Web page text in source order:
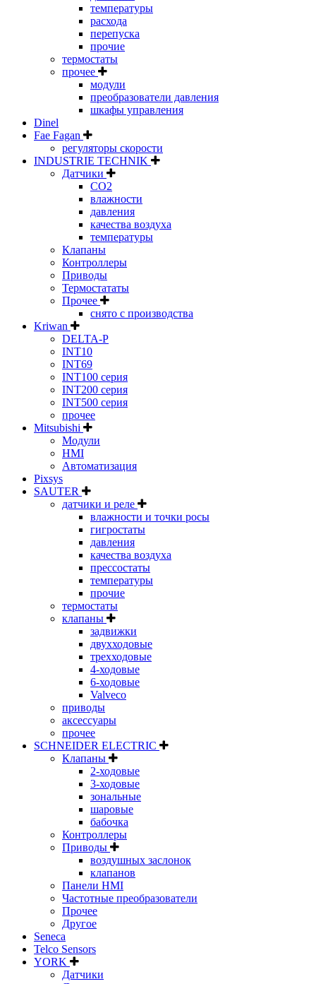
температуры
расхода
перепуска
прочие
термостаты
прочее
модули
преобразователи давления
шкафы управления
Dinel
Fae Fagan
регуляторы скорости
INDUSTRIE TECHNIK
Датчики
CO2
влажности
давления
качества воздуха
температуры
Клапаны
Контроллеры
Приводы
Термостататы
Прочее
снято с производства
Kriwan
DELTA-P
INT10
INT69
INT100 серия
INT200 серия
INT500 серия
прочее
Mitsubishi
Модули
HMI
Автоматизация
Pixsys
SAUTER
датчики и реле
влажности и точки росы
гигростаты
давления
качества воздуха
прессостаты
температуры
прочие
термостаты
клапаны
задвижки
двухходовые
трехходовые
4-ходовые
6-ходовые
Valveco
приводы
аксессуары
прочее
SCHNEIDER ELECTRIC
Клапаны
2-ходовые
3-ходовые
зональные
шаровые
бабочка
Контроллеры
Приводы
воздушных заслонок
клапанов
Панели HMI
Частотные преобразователи
Прочее
Другое
Seneca
Telco Sensors
YORK
Датчики